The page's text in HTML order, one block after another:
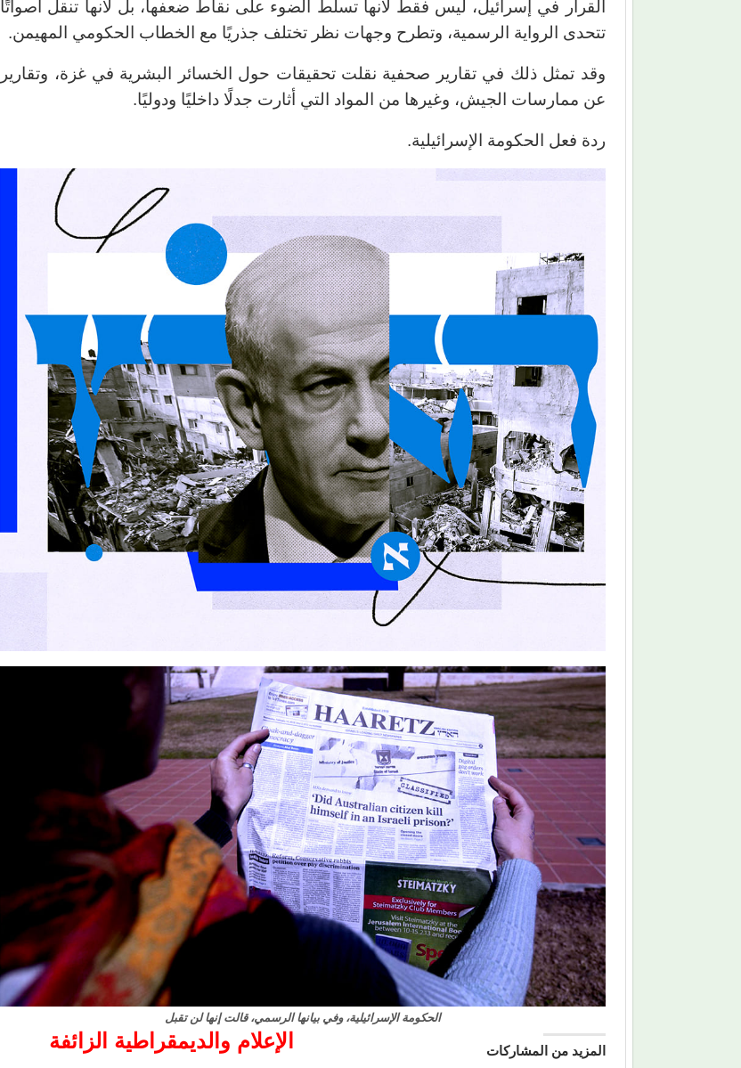
القرار في إسرائيل، ليس فقط لأنها تسلط الضوء على نقاط ضعفها، بل لأنها تنقل أصواتًا
تتحدى الرواية الرسمية، وتطرح وجهات نظر تختلف جذريًا مع الخطاب الحكومي المهيمن.
وقد تمثل ذلك في تقارير صحفية نقلت تحقيقات حول الخسائر البشرية في غزة، وتقارير
عن ممارسات الجيش، وغيرها من المواد التي أثارت جدلًا داخليًا ودوليًا.
ردة فعل الحكومة الإسرائيلية.
الحكومة الإسرائيلية، وفي بيانها الرسمي، قالت إنها لن تقبل
المزيد من المشاركات الإعلام والديمقراطية الزائفة